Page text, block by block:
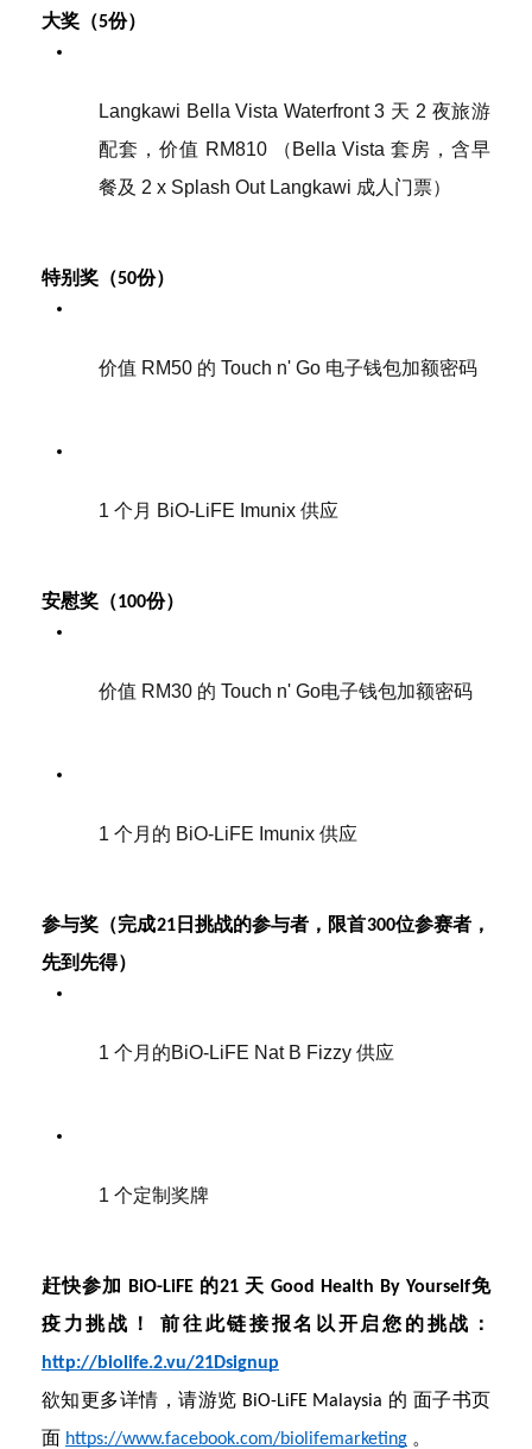
大奖（5份）
Langkawi Bella Vista Waterfront 3 天 2 夜旅游
配套，价值 RM810 （Bella Vista 套房，含早
餐及 2 x Splash Out Langkawi 成人门票）
特别奖（50份）
价值 RM50 的 Touch n' Go 电子钱包加额密码
1 个月 BiO-LiFE Imunix 供应
安慰奖（100份）
价值 RM30 的 Touch n' Go电子钱包加额密码
1 个月的 BiO-LiFE Imunix 供应
参与奖（完成21日挑战的参与者，限首300位参赛者，
先到先得）
1 个月的BiO-LiFE Nat B Fizzy 供应
1 个定制奖牌
赶快参加 BiO-LiFE 的21 天 Good Health By Yourself免
疫力挑战！ 前往此链接报名以开启您的挑战：
http://biolife.2.vu/21Dsignup
欲知更多详情，请游览 BiO-LiFE Malaysia 的 面子书页
面 https://www.facebook.com/biolifemarketing 。